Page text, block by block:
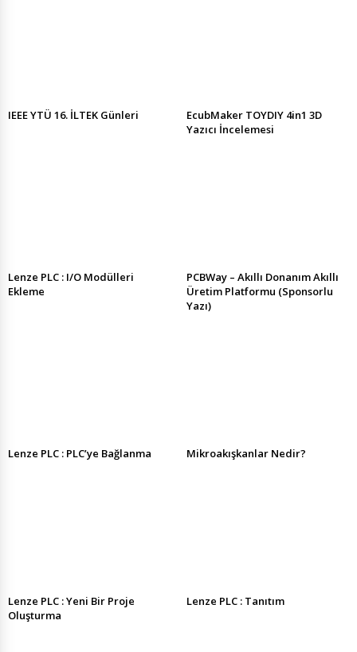
IEEE YTÜ 16. İLTEK Günleri
EcubMaker TOYDIY 4in1 3D
Yazıcı İncelemesi
Lenze PLC : I/O Modülleri
Ekleme
PCBWay – Akıllı Donanım Akıllı
Üretim Platformu (Sponsorlu
Yazı)
Lenze PLC : PLC’ye Bağlanma Mikroakışkanlar Nedir?
Lenze PLC : Yeni Bir Proje
Oluşturma
Lenze PLC : Tanıtım